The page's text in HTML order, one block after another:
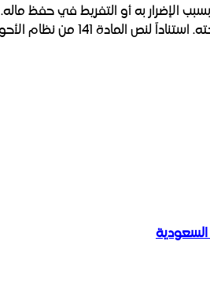
الإضرار به أو التفريط في حفظ ماله.
141 من نظام الأحوال الشخصية
السعودية